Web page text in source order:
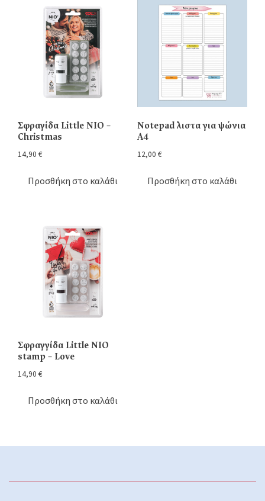
Σφραγίδα Little NIO –
Christmas
14,90 €
Προσθήκη στο καλάθι
Νotepad λιστα για ψώνια
Α4
12,00 €
Προσθήκη στο καλάθι
Σφραγγίδα Little NIO
stamp – Love
14,90 €
Προσθήκη στο καλάθι